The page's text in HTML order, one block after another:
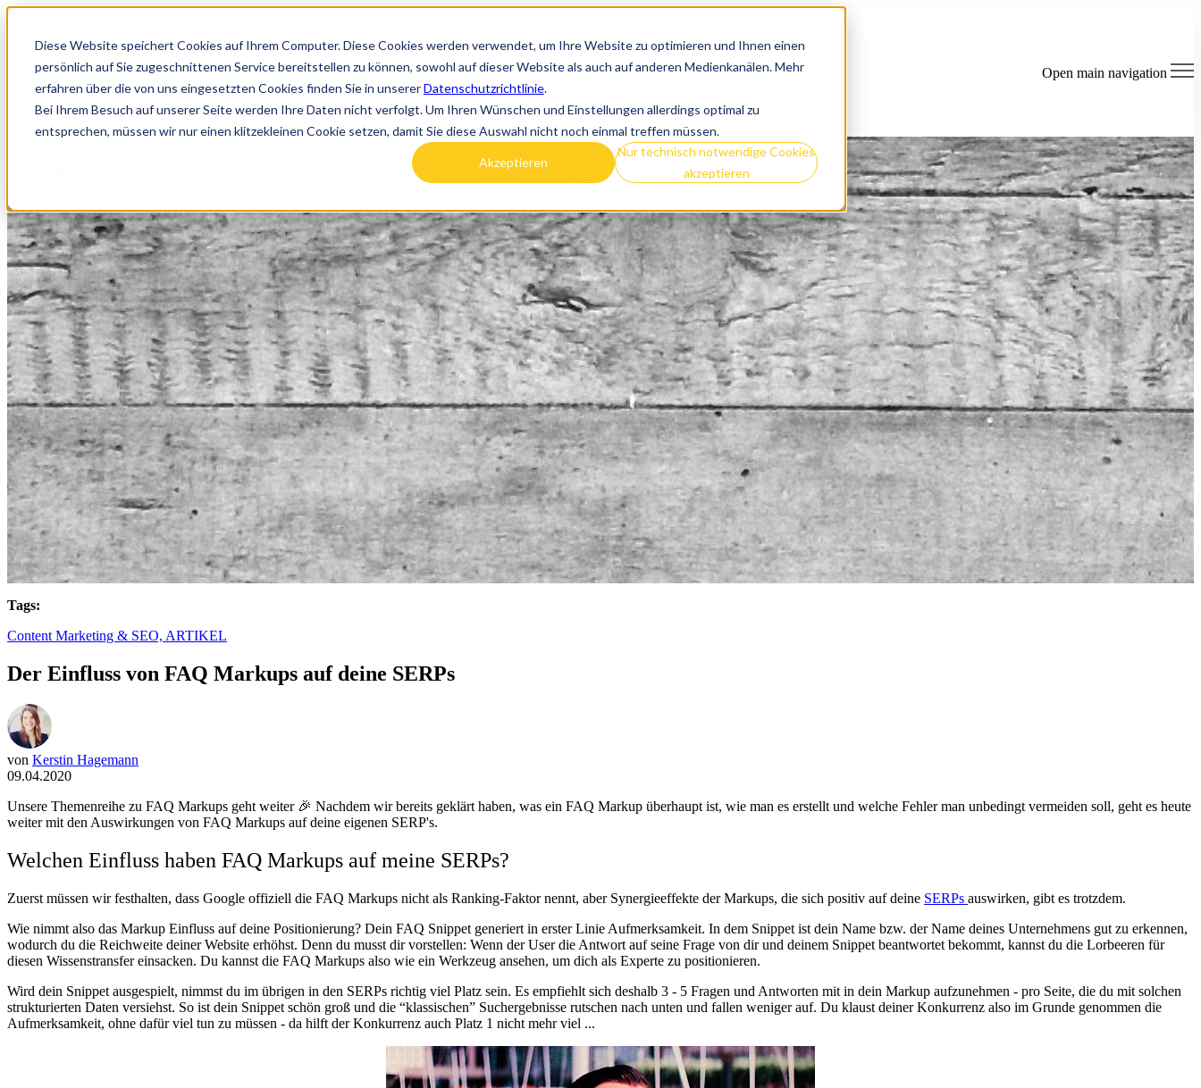
Diese Website speichert Cookies auf Ihrem Computer. Diese Cookies werden verwendet, um Ihre Website zu optimieren und Ihnen einen
persönlich auf Sie zugeschnittenen Service bereitstellen zu können, sowohl auf dieser Website als auch auf anderen Medienkanälen. Mehr
erfahren über die von uns eingesetzten Cookies finden Sie in unsererDatenschutzrichtlinie.
Bei Ihrem Besuch auf unserer Seite werden Ihre Daten nicht verfolgt. Um Ihren Wünschen und Einstellungen allerdings optimal zu
entsprechen, müssen wir nur einen klitzekleinen Cookie setzen, damit Sie diese Auswahl nicht noch einmal treffen müssen.
Akzeptieren
Nur technisch notwendige Cookies
akzeptieren
Open main navigation
Tags:
Content Marketing & SEO, ARTIKEL
Der Einfluss von FAQ Markups auf deine SERPs
von Kerstin Hagemann
09.04.2020
Unsere Themenreihe zu FAQ Markups geht weiter 🎉 Nachdem wir bereits geklärt haben, was ein FAQ Markup überhaupt ist, wie man es erstellt und welche Fehler man unbedingt vermeiden soll, geht es heute
weiter mit den Auswirkungen von FAQ Markups auf deine eigenen SERP's.
Welchen Einfluss haben FAQ Markups auf meine SERPs?
Zuerst müssen wir festhalten, dass Google offiziell die FAQ Markups nicht als Ranking-Faktor nennt, aber Synergieeffekte der Markups, die sich positiv auf deine SERPs auswirken, gibt es trotzdem.
Wie nimmt also das Markup Einfluss auf deine Positionierung? Dein FAQ Snippet generiert in erster Linie Aufmerksamkeit. In dem Snippet ist dein Name bzw. der Name deines Unternehmens gut zu erkennen,
wodurch du die Reichweite deiner Website erhöhst. Denn du musst dir vorstellen: Wenn der User die Antwort auf seine Frage von dir und deinem Snippet beantwortet bekommt, kannst du die Lorbeeren für
diesen Wissenstransfer einsacken. Du kannst die FAQ Markups also wie ein Werkzeug ansehen, um dich als Experte zu positionieren.
Wird dein Snippet ausgespielt, nimmst du im übrigen in den SERPs richtig viel Platz sein. Es empfiehlt sich deshalb 3 - 5 Fragen und Antworten mit in dein Markup aufzunehmen - pro Seite, die du mit solchen
strukturierten Daten versiehst. So ist dein Snippet schön groß und die “klassischen” Suchergebnisse rutschen nach unten und fallen weniger auf. Du klaust deiner Konkurrenz also im Grunde genommen die
Aufmerksamkeit, ohne dafür viel tun zu müssen - da hilft der Konkurrenz auch Platz 1 nicht mehr viel ...